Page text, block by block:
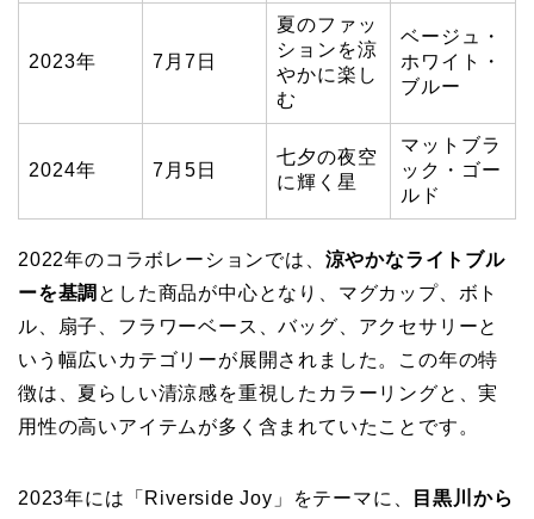
2023年 7月7日
夏のファッ
ションを涼
やかに楽し
む
ベージュ・
ホワイト・
ブルー
2024年 7月5日
七夕の夜空
に輝く星
マットブラ
ック・ゴー
ルド
2022年のコラボレーションでは、 涼やかなライトブル
ーを基調 とした商品が中心となり、マグカップ、ボト
ル、扇子、フラワーベース、バッグ、アクセサリーと
いう幅広いカテゴリーが展開されました。この年の特
徴は、夏らしい清涼感を重視したカラーリングと、実
用性の高いアイテムが多く含まれていたことです。
2023年には「Riverside Joy」をテーマに、
目黒川から